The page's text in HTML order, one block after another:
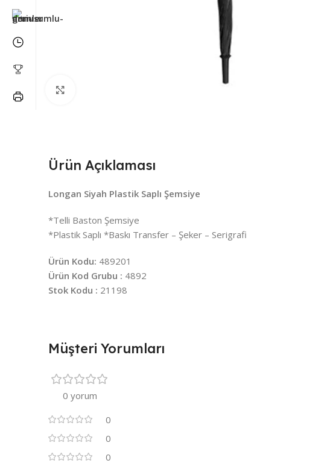
Ürün Açıklaması
Longan Siyah Plastik Saplı Şemsiye
*Telli Baston Şemsiye
*Plastik Saplı *Baskı Transfer – Şeker – Serigrafi
Ürün Kodu: 489201
Ürün Kod Grubu : 4892
Stok Kodu : 21198
Müşteri Yorumları
0 yorum
0
0
0